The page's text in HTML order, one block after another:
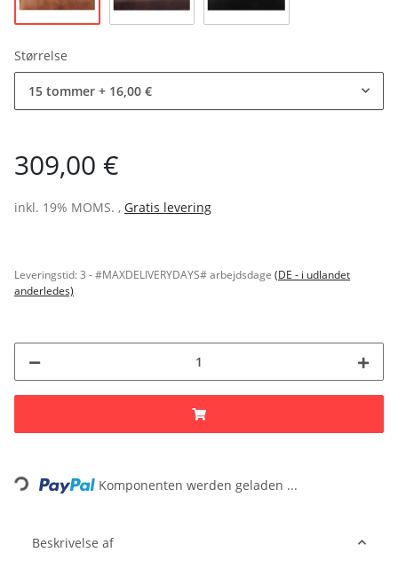
Størrelse
15 tommer + 16,00 €
309,00 €
inkl. 19% MOMS. , Gratis levering
Leveringstid:3 - #MAXDELIVERYDAYS# arbejdsdage (DE - i udlandet
anderledes)
Loading... Komponenten werden geladen ...
Beskrivelse af